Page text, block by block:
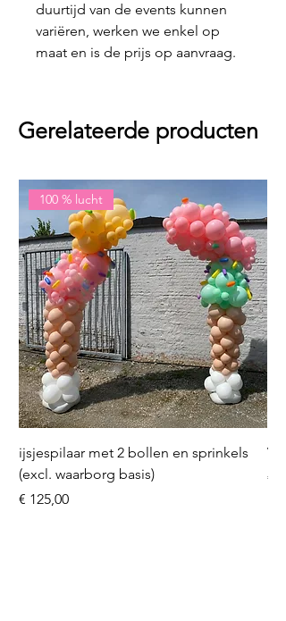
duurtijd van de events kunnen
variëren, werken we enkel op
maat en is de prijs op aanvraag.
Gerelateerde producten
100 % lucht
ijsjespilaar met 2 bollen en sprinkels
(excl. waarborg basis)
Prijs
€ 125,00
Prijs
€